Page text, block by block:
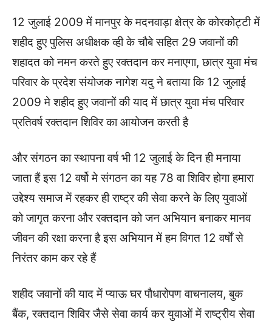
12 जुलाई 2009 में मानपुर के मदनवाड़ा क्षेत्र के कोरकोट्टी में
शहीद हुए पुलिस अधीक्षक व्ही के चौबे सहित 29 जवानों की
शहादत को नमन करते हुए रक्तदान कर मनाएगा, छात्र युवा मंच
परिवार के प्रदेश संयोजक नागेश यदु ने बताया कि 12 जुलाई
2009 मे शहीद हुए जवानों की याद में छात्र युवा मंच परिवार
प्रतिवर्ष रक्तदान शिविर का आयोजन करती है
और संगठन का स्थापना वर्ष भी 12 जुलाई के दिन ही मनाया
जाता हैं इस 12 वर्षो मे संगठन का यह 78 वा शिविर होगा हमारा
उद्देश्य समाज में रहकर ही राष्ट्र की सेवा करने के लिए युवाओं
को जागृत करना और रक्तदान को जन अभियान बनाकर मानव
जीवन की रक्षा करना है इस अभियान में हम विगत 12 वर्षों से
निरंतर काम कर रहे हैं
शहीद जवानों की याद में प्याऊ घर पौधारोपण वाचनालय, बुक
बैंक, रक्तदान शिविर जैसे सेवा कार्य कर युवाओं में राष्ट्रीय सेवा